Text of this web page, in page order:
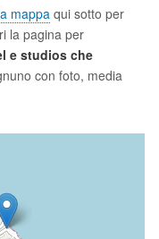
mappaqui sotto per
la pagina per
e studios che
con foto, media